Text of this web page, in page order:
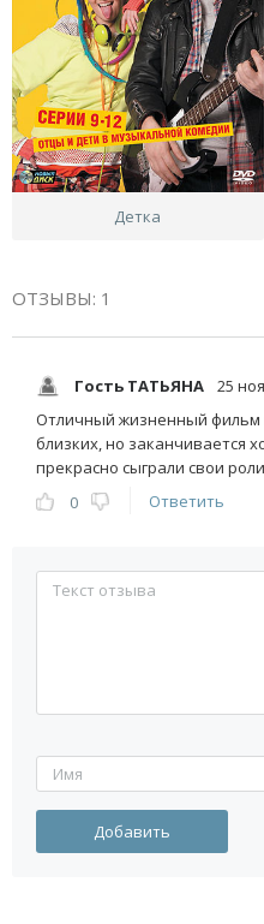
Детка
ОТЗЫВЫ: 1
Гость ТАТЬЯНА
25
Отличный жизненный фильм
близких, но заканчивается
прекрасно сыграли свои
0
Ответить